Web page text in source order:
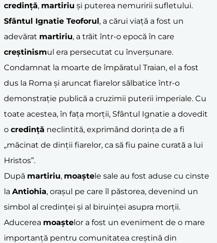
credință, martiriu și puterea nemuririi sufletului.
Sfântul Ignatie Teoforul, a cărui viață a fost un
adevărat martiriu, a trăit într-o epocă în care
creștinismul era persecutat cu înverșunare.
Condamnat la moarte de împăratul Traian, el a fost
dus la Roma și aruncat fiarelor sălbatice într-o
demonstrație publică a cruzimii puterii imperiale. Cu
toate acestea, în fața morții, Sfântul Ignatie a dovedit
o credință neclintită, exprimând dorința de a fi
„măcinat de dinții fiarelor, ca să fiu paine curată a lui
Hristos”.
După martiriu, moaștele sale au fost aduse cu cinste
la Antiohia, orașul pe care îl păstorea, devenind un
simbol al credinței și al biruinței asupra morții.
Aducerea moaștelor a fost un eveniment de o mare
importanță pentru comunitatea creștină din